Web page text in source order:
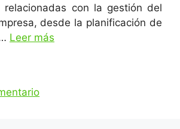
relacionadas con la gestión del
desde la planificación de
Leer más